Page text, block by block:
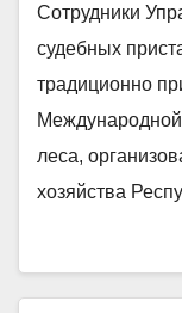
Сотрудники
судебных
традиционно
леса,
хозяйства